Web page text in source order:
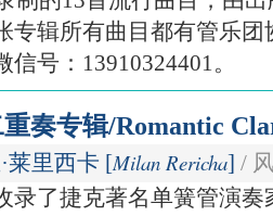
专辑所有曲目都有管乐
信号：13910324401。
奏专辑/Romantic
莱里西卡 [Milan Rericha] /
录了捷克著名单簧管演奏